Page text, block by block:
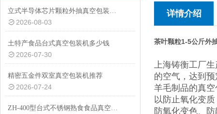
立式半导体芯片颗粒外抽真空包装机厂家
2026-08-03
土特产食品台式真空包装机多少钱
2026-07-30
精密五金件双室真空包装机推荐
2026-07-24
ZH-400型台式不锈钢熟食食品真空包装机设备
详情介绍
茶叶颗粒1-5公斤外
上海铸衡工厂
的空气，达到
羊毛制品的真
以防止氧化变
防氧化变色、